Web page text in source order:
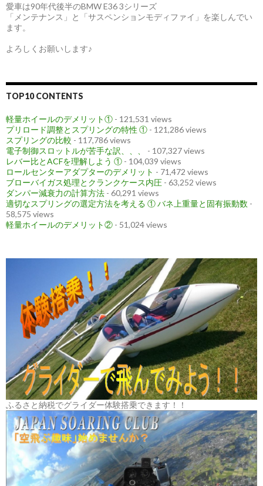
愛車は90年代後半のBMW E36 3シリーズ
「メンテナンス」と「サスペンションモディファイ」を楽しんでい
ます。
よろしくお願いします♪
TOP10 CONTENTS
軽量ホイールのデメリット① - 121,531 views
プリロード調整とスプリングの特性 ① - 121,286 views
スプリングの比較 - 117,786 views
電子制御スロットルが苦手な訳、、、
- 107,327 views
レバー比とACFを理解しよう ① - 104,039 views
ロールセンターアダプターのデメリット - 71,472 views
ブローバイガス処理とクランクケース内圧 - 63,252 views
ダンパー減衰力の計算方法 - 60,291 views
適切なスプリングの選定方法を考える ① バネ上重量と固有振動数 -
58,575 views
軽量ホイールのデメリット② - 51,024 views
ふるさと納税でグライダー体験搭乗できます！！